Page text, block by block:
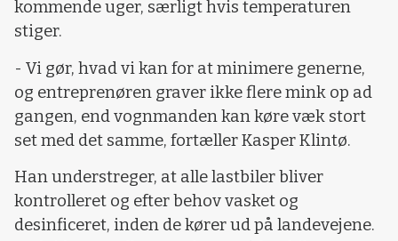
kommende uger, særligt hvis temperaturen
stiger.
- Vi gør, hvad vi kan for at minimere generne,
og entreprenøren graver ikke flere mink op ad
gangen, end vognmanden kan køre væk stort
set med det samme, fortæller Kasper Klintø.
Han understreger, at alle lastbiler bliver
kontrolleret og efter behov vasket og
desinficeret, inden de kører ud på landevejene.